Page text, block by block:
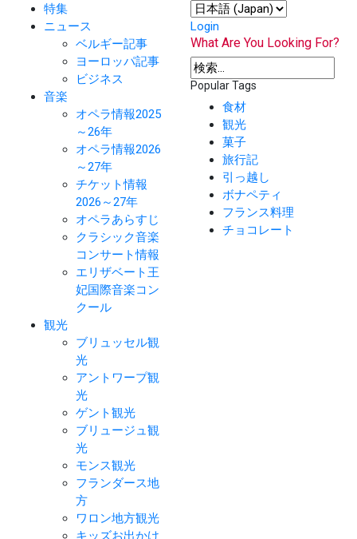
特集
ニュース
ベルギー記事
ヨーロッパ記事
ビジネス
音楽
オペラ情報2025
～26年
オペラ情報2026
～27年
チケット情報
2026～27年
オペラあらすじ
クラシック音楽
コンサート情報
エリザベート王
妃国際音楽コン
クール
観光
ブリュッセル観
光
アントワープ観
光
ゲント観光
ブリュージュ観
光
モンス観光
フランダース地
方
ワロン地方観光
キッズお出かけ
Login
What Are You Looking For?
Popular Tags
食材
観光
菓子
旅行記
引っ越し
ボナペティ
フランス料理
チョコレート